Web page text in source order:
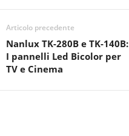
Articolo precedente
Nanlux TK-280B e TK-140B:
I pannelli Led Bicolor per
TV e Cinema